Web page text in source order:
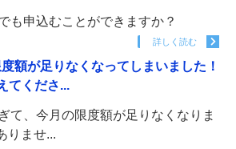
も申込むことができますか？
詳しく読む
額が足りなくなってしまいました！
てくださ...
て、今月の限度額が足りなくなりま
りませ...